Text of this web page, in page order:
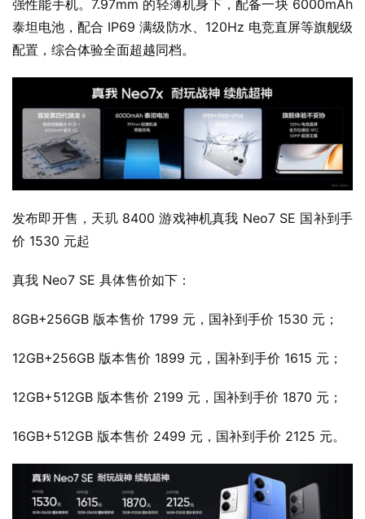
强性能手机。7.97mm 的轻薄机身下，配备一块 6000mAh
泰坦电池，配合 IP69 满级防水、120Hz 电竞直屏等旗舰级
配置，综合体验全面超越同档。
发布即开售，天玑 8400 游戏神机真我 Neo7 SE 国补到手
价 1530 元起
真我 Neo7 SE 具体售价如下：
8GB+256GB 版本售价 1799 元，国补到手价 1530 元；
12GB+256GB 版本售价 1899 元，国补到手价 1615 元；
12GB+512GB 版本售价 2199 元，国补到手价 1870 元；
16GB+512GB 版本售价 2499 元，国补到手价 2125 元。